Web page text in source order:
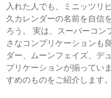
入れた人でも、ミニッツリ
久カレンダーの名前を自信
ろう。 実は、スーパーコ
さなコンプリケーションも
ダー、ムーンフェイズ、デ
プリケーションが揃ってい
すめのものをご紹介します。